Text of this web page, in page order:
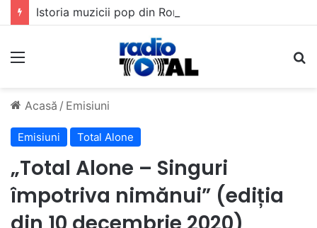
Meniu
Acasă / Emisiuni
Emisiuni Total Alone
„Total Alone – Singuri
împotriva nimănui” (ediția